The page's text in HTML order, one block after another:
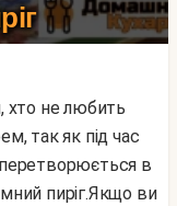
так як під час
перетворюється в
пиріг.Якщо ви